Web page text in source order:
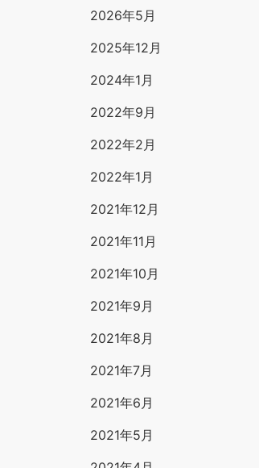
2026年5月
2025年12月
2024年1月
2022年9月
2022年2月
2022年1月
2021年12月
2021年11月
2021年10月
2021年9月
2021年8月
2021年7月
2021年6月
2021年5月